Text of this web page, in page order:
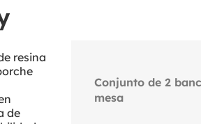
resina
de
Conjunto de 2
mesa